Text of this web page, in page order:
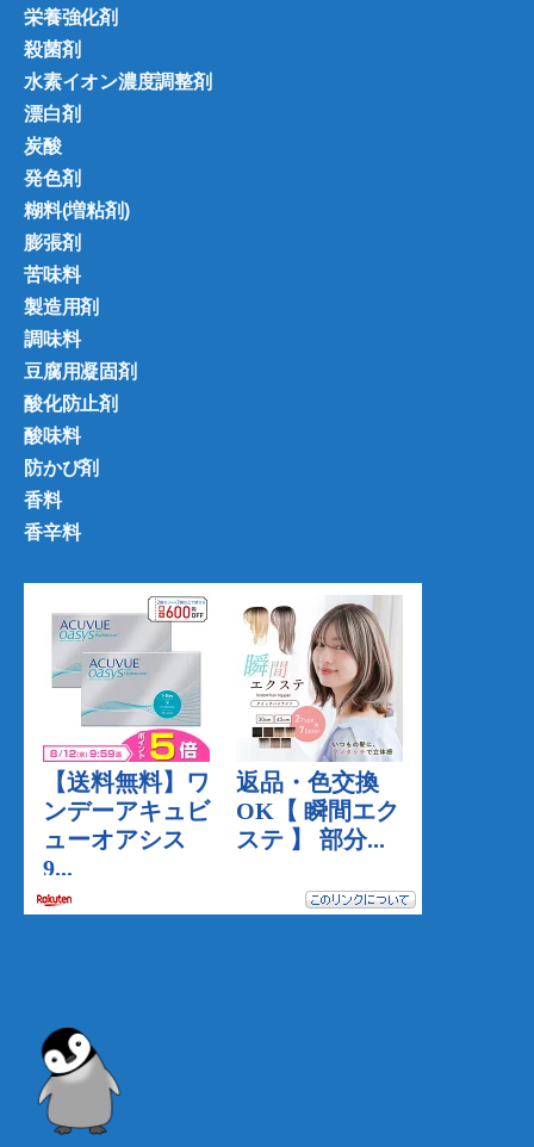
栄養強化剤
殺菌剤
水素イオン濃度調整剤
漂白剤
炭酸
発色剤
糊料(増粘剤)
膨張剤
苦味料
製造用剤
調味料
豆腐用凝固剤
酸化防止剤
酸味料
防かび剤
香料
香辛料